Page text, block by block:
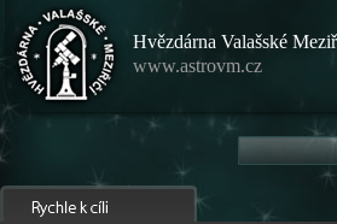
Hvězdárna Valašské
www.astrovm.cz